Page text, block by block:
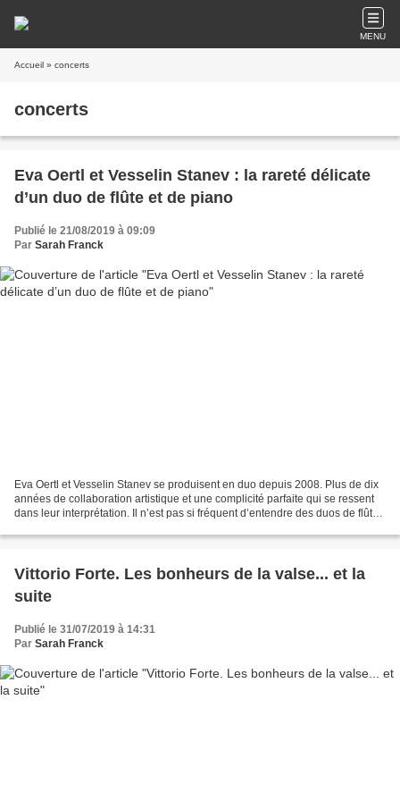
MENU
Accueil » concerts
concerts
Eva Oertl et Vesselin Stanev : la rareté délicate
d’un duo de flûte et de piano
Publié le 21/08/2019 à 09:09
Par Sarah Franck
Eva Oertl et Vesselin Stanev se produisent en duo depuis 2008. Plus de dix
années de collaboration artistique et une complicité parfaite qui se ressent
dans leur interprétation. Il n’est pas si fréquent d’entendre des duos de flûte
Vittorio Forte. Les bonheurs de la valse... et la
suite
Publié le 31/07/2019 à 14:31
Par Sarah Franck